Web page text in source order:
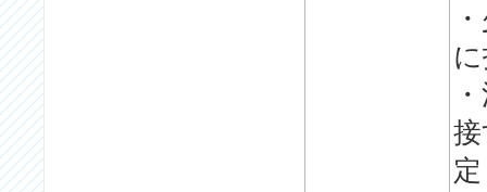
定